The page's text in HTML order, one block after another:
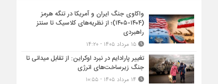
واکاوی جنگ ایران و آمریکا در تنگه هرمز
(۱۴۰۴-۱۴۰۵)؛ از نظریه‌های کلاسیک تا سنتز
راهبردی
۱۵ مرداد ۱۴۰۵ - ۱۴:۲۰
تغییر پارادایم در نبرد اوکراین: از تقابل میدانی تا
جنگ زیرساخت‌های انرژی